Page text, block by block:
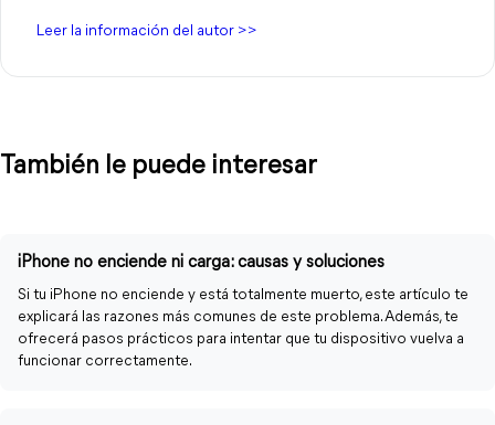
Leer la información del autor >>
También le puede interesar
iPhone no enciende ni carga: causas y soluciones
Si tu iPhone no enciende y está totalmente muerto, este artículo te
explicará las razones más comunes de este problema. Además, te
ofrecerá pasos prácticos para intentar que tu dispositivo vuelva a
funcionar correctamente.